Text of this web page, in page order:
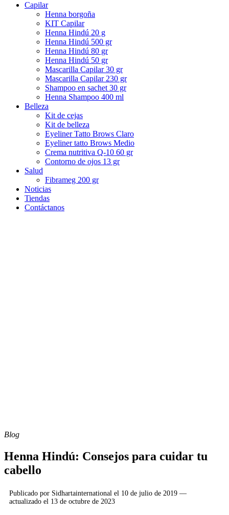
Capilar
Henna borgoña
KIT Capilar
Henna Hindú 20 g
Henna Hindú 500 gr
Henna Hindú 80 gr
Henna Hindú 50 gr
Mascarilla Capilar 30 gr
Mascarilla Capilar 230 gr
Shampoo en sachet 30 gr
Henna Shampoo 400 ml
Belleza
Kit de cejas
Kit de belleza
Eyeliner Tatto Brows Claro
Eyeliner tatto Brows Medio
Crema nutritiva Q-10 60 gr
Contorno de ojos 13 gr
Salud
Fibrameg 200 gr
Noticias
Tiendas
Contáctanos
Blog
Henna Hindú: Consejos para cuidar tu
cabello
Publicado por Sidhartainternational el 10 de julio de 2019 —
actualizado el 13 de octubre de 2023